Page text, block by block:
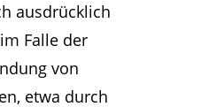
ausdrücklich
Falle der
von
etwa durch